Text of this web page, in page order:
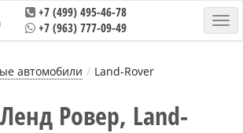
+7 (499) 495-46-78
+7 (963) 777-09-49
автомобили Land-Rover
Ровер, Land-